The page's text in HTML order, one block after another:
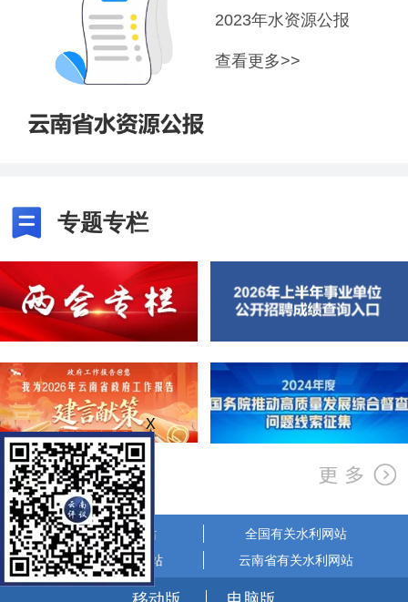
2023年水资源公报
查看更多>>
专题专栏
省政府相关网站
全国有关水利网站
省市有关水利网站
云南省有关水利网站
X